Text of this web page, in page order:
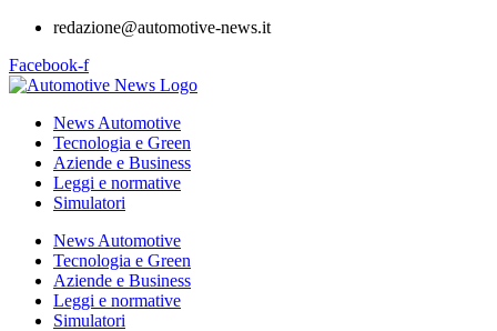
redazione@automotive-news.it
Facebook-f
News Automotive
Tecnologia e Green
Aziende e Business
Leggi e normative
Simulatori
News Automotive
Tecnologia e Green
Aziende e Business
Leggi e normative
Simulatori